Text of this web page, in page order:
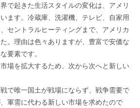
で起きた生活スタイルの変化は、アメリ
ます。冷蔵庫、洗濯機、テレビ、自家用
セントラルヒーティングまで、アメリカ
。理由は色々ありますが、豊富で安価な
要素です。
場を拡大するため、次から次へと新しい
で唯一国土が戦場にならず、戦争需要で
軍需に代わる新しい市場を求めたので